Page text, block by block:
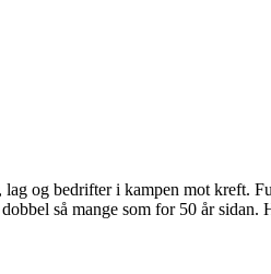
og bedrifter i kampen mot kreft.
så mange som for 50 år sidan.